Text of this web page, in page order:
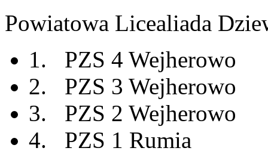
Powiatowa Licealiada
1. PZS 4 Wejherowo
2. PZS 3 Wejherowo
3. PZS 2 Wejherowo
4. PZS 1 Rumia